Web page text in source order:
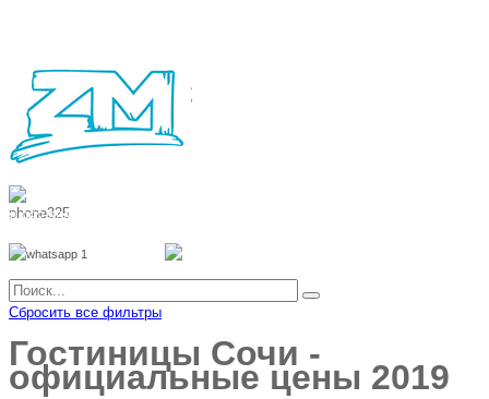
8 962 888 51 55
Сбросить все фильтры
Гостиницы Сочи -
официальные цены 2019